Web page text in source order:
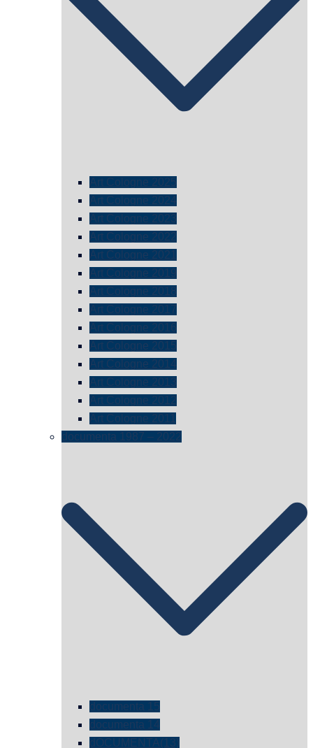
Art Cologne 2025
Art Cologne 2024
Art Cologne 2023
Art Cologne 2022
Art Cologne 2021
Art Cologne 2019
Art Cologne 2018
Art Cologne 2017
Art Cologne 2016
Art Cologne 2015
Art Cologne 2014
Art Cologne 2013
Art Cologne 2012
Art Cologne 2011
documenta 1987 – 2022
documenta 15
documenta 14
dOCUMENTA(13)